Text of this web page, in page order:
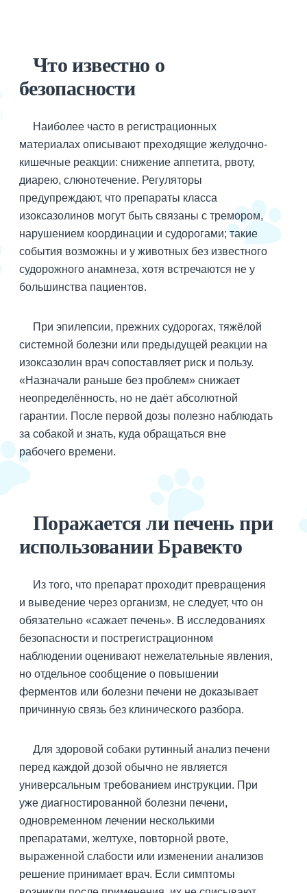
Что известно о
безопасности
Наиболее часто в регистрационных
материалах описывают преходящие желудочно-
кишечные реакции: снижение аппетита, рвоту,
диарею, слюнотечение. Регуляторы
предупреждают, что препараты класса
изоксазолинов могут быть связаны с тремором,
нарушением координации и судорогами; такие
события возможны и у животных без известного
судорожного анамнеза, хотя встречаются не у
большинства пациентов.
При эпилепсии, прежних судорогах, тяжёлой
системной болезни или предыдущей реакции на
изоксазолин врач сопоставляет риск и пользу.
«Назначали раньше без проблем» снижает
неопределённость, но не даёт абсолютной
гарантии. После первой дозы полезно наблюдать
за собакой и знать, куда обращаться вне
рабочего времени.
Поражается ли печень при
использовании Бравекто
Из того, что препарат проходит превращения
и выведение через организм, не следует, что он
обязательно «сажает печень». В исследованиях
безопасности и пострегистрационном
наблюдении оценивают нежелательные явления,
но отдельное сообщение о повышении
ферментов или болезни печени не доказывает
причинную связь без клинического разбора.
Для здоровой собаки рутинный анализ печени
перед каждой дозой обычно не является
универсальным требованием инструкции. При
уже диагностированной болезни печени,
одновременном лечении несколькими
препаратами, желтухе, повторной рвоте,
выраженной слабости или изменении анализов
решение принимает врач. Если симптомы